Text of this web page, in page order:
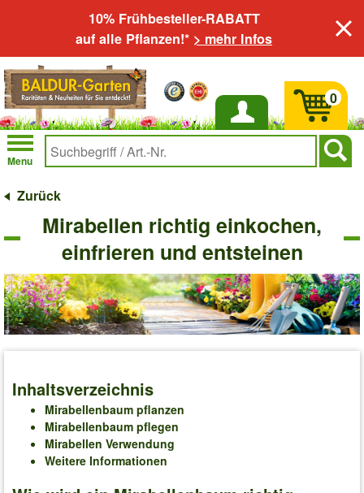
10% Frühbesteller-RABATT
auf alle Pflanzen!* > mehr Infos
Anmelden
Menu
0
Zurück
Mirabellen richtig einkochen,
einfrieren und entsteinen
Inhaltsverzeichnis
Mirabellenbaum pflanzen
Mirabellenbaum pflegen
Mirabellen Verwendung
Weitere Informationen